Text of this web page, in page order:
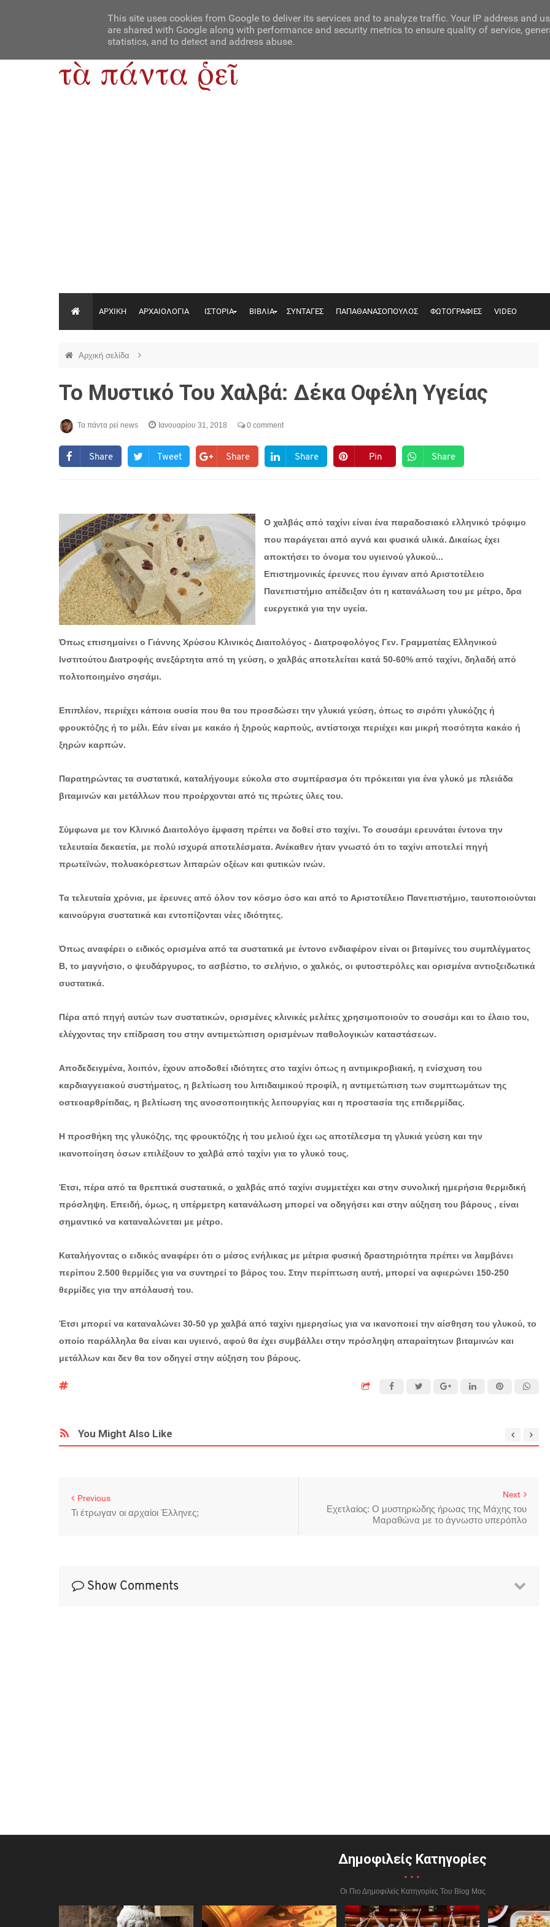
Contact Us About Us
ΑΡΧΙΚΗ ΑΡΧΑΙΟΛΟΓΙΑ ΙΣΤΟΡΙΑ ΒΙΒΛΙΑ ΣΥΝΤΑΓΕΣ ΠΑΠΑΘΑΝΑΣΟΠΟΥΛΟΣ ΦΩΤΟΓΡΑΦΙΕΣ VIDEO
Αρχική σελίδα
Το Μυστικό Του Χαλβά: Δέκα Οφέλη Υγείας
Τα πάντα ρεί news Ιανουαρίου 31, 2018 0 comment
Share Tweet Share Share Pin Share
Ο χαλβάς από ταχίνι είναι ένα παραδοσιακό ελληνικό τρόφιμο
που παράγεται από αγνά και φυσικά υλικά. Δικαίως έχει
αποκτήσει το όνομα του υγιεινού γλυκού...
Επιστημονικές έρευνες που έγιναν από Αριστοτέλειο
Πανεπιστήμιο απέδειξαν ότι η κατανάλωση του με μέτρο, δρα
ευεργετικά για την υγεία.
Όπως επισημαίνει ο Γιάννης Χρύσου Κλινικός Διαιτολόγος - Διατροφολόγος Γεν. Γραμματέας Ελληνικού
Ινστιτούτου Διατροφής ανεξάρτητα από τη γεύση, ο χαλβάς αποτελείται κατά 50-60% από ταχίνι, δηλαδή από
πολτοποιημένο σησάμι.
Επιπλέον, περιέχει κάποια ουσία που θα του προσδώσει την γλυκιά γεύση, όπως το σιρόπι γλυκόζης ή
φρουκτόζης ή το μέλι. Εάν είναι με κακάο ή ξηρούς καρπούς, αντίστοιχα περιέχει και μικρή ποσότητα κακάο ή
ξηρών καρπών.
Παρατηρώντας τα συστατικά, καταλήγουμε εύκολα στο συμπέρασμα ότι πρόκειται για ένα γλυκό με πλειάδα
βιταμινών και μετάλλων που προέρχονται από τις πρώτες ύλες του.
Σύμφωνα με τον Κλινικό Διαιτολόγο έμφαση πρέπει να δοθεί στο ταχίνι. Το σουσάμι ερευνάται έντονα την
τελευταία δεκαετία, με πολύ ισχυρά αποτελέσματα. Ανέκαθεν ήταν γνωστό ότι το ταχίνι αποτελεί πηγή
πρωτεϊνών, πολυακόρεστων λιπαρών οξέων και φυτικών ινών.
Τα τελευταία χρόνια, με έρευνες από όλον τον κόσμο όσο και από το Αριστοτέλειο Πανεπιστήμιο, ταυτοποιούνται
καινούργια συστατικά και εντοπίζονται νέες ιδιότητες.
Όπως αναφέρει ο ειδικός ορισμένα από τα συστατικά με έντονο ενδιαφέρον είναι οι βιταμίνες του συμπλέγματος
Β, το μαγνήσιο, ο ψευδάργυρος, το ασβέστιο, το σελήνιο, ο χαλκός, οι φυτοστερόλες και ορισμένα αντιοξειδωτικά
συστατικά.
Πέρα από πηγή αυτών των συστατικών, ορισμένες κλινικές μελέτες χρησιμοποιούν το σουσάμι και το έλαιο του,
ελέγχοντας την επίδραση του στην αντιμετώπιση ορισμένων παθολογικών καταστάσεων.
Αποδεδειγμένα, λοιπόν, έχουν αποδοθεί ιδιότητες στο ταχίνι όπως η αντιμικροβιακή, η ενίσχυση του
καρδιαγγειακού συστήματος, η βελτίωση του λιπιδαιμικού προφίλ, η αντιμετώπιση των συμπτωμάτων της
οστεοαρθρίτιδας, η βελτίωση της ανοσοποιητικής λειτουργίας και η προστασία της επιδερμίδας.
Η προσθήκη της γλυκόζης, της φρουκτόζης ή του μελιού έχει ως αποτέλεσμα τη γλυκιά γεύση και την
ικανοποίηση όσων επιλέξουν το χαλβά από ταχίνι για το γλυκό τους.
Έτσι, πέρα από τα θρεπτικά συστατικά, ο χαλβάς από ταχίνι συμμετέχει και στην συνολική ημερήσια θερμιδική
πρόσληψη. Επειδή, όμως, η υπέρμετρη κατανάλωση μπορεί να οδηγήσει και στην αύξηση του βάρους , είναι
σημαντικό να καταναλώνεται με μέτρο.
Καταλήγοντας ο ειδικός αναφέρει ότι ο μέσος ενήλικας με μέτρια φυσική δραστηριότητα πρέπει να λαμβάνει
περίπου 2.500 θερμίδες για να συντηρεί το βάρος του. Στην περίπτωση αυτή, μπορεί να αφιερώνει 150-250
θερμίδες για την απόλαυσή του.
Έτσι μπορεί να καταναλώνει 30-50 γρ χαλβά από ταχίνι ημερησίως για να ικανοποιεί την αίσθηση του γλυκού, το
οποίο παράλληλα θα είναι και υγιεινό, αφού θα έχει συμβάλλει στην πρόσληψη απαραίτητων βιταμινών και
μετάλλων και δεν θα τον οδηγεί στην αύξηση του βάρους.
You Might Also Like
Next
Εχετλαίος: O μυστηριώδης ήρωας της Μάχης του
Μαραθώνα με το άγνωστο υπερόπλο
Previous
Τι έτρωγαν οι αρχαίοι Έλληνες;
Show Comments
Δημοφιλείς Κατηγορίες
...
Οι Πιο Δημοφιλείς Κατηγορίες Του Blog Μας
This site uses cookies from Google to deliver its services and to analyze traffic. Your IP address and
are shared with Google along with performance and security metrics to ensure quality of service,
statistics, and to detect and address abuse.